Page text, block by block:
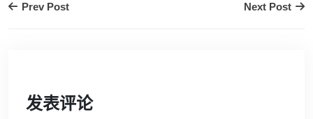
Prev Post Next Post
发表评论